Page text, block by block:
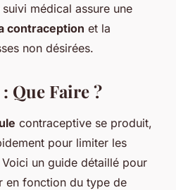
médical assure une
contraception et la
non désirées.
Que Faire ?
contraceptive se produit,
pour limiter les
un guide détaillé pour
en fonction du type de